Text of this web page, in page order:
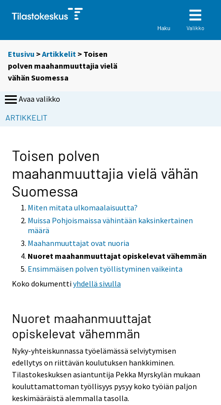
Haku Valikko
Etusivu >Artikkelit > Toisen
polven maahanmuuttajia vielä
vähän Suomessa
Avaa valikko
ARTIKKELIT
Toisen polven
maahanmuuttajia vielä vähän
Suomessa
Miten mitata ulkomaalaisuutta?
Muissa Pohjoismaissa vähintään kaksinkertainen
määrä
Maahanmuuttajat ovat nuoria
Nuoret maahanmuuttajat opiskelevat vähemmän
Ensimmäisen polven työllistyminen vaikeinta
Koko dokumenttiyhdellä sivulla
Nuoret maahanmuuttajat
opiskelevat vähemmän
Nyky-yhteiskunnassa työelämässä selviytymisen
edellytys on riittävän koulutuksen hankkiminen.
Tilastokeskuksen asiantuntija Pekka Myrskylän mukaan
kouluttamattoman työllisyys pysyy koko työiän paljon
keskimääräistä alemmalla tasolla.